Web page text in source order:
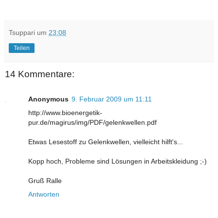
Tsuppari um 23:08
Teilen
14 Kommentare:
Anonymous 9. Februar 2009 um 11:11
http://www.bioenergetik-
pur.de/magirus/img/PDF/gelenkwellen.pdf
Etwas Lesestoff zu Gelenkwellen, vielleicht hilft's...
Kopp hoch, Probleme sind Lösungen in Arbeitskleidung ;-)
Gruß Ralle
Antworten